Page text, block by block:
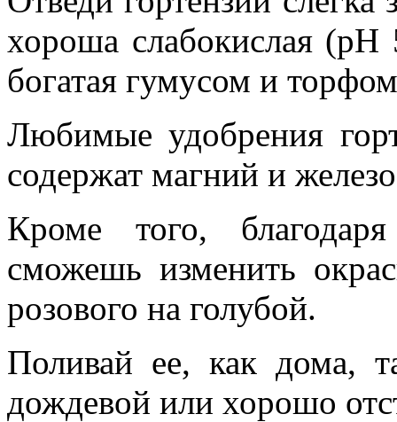
хороша слабокислая (рН
богатая гумусом и
Любимые удобрения
содержат магний и
Кроме того,
сможешь изменить
розового на голубой.
Поливай ее, как дома,
дождевой или хорошо